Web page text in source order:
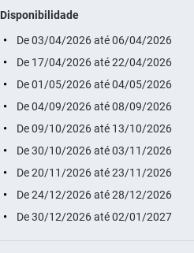
Disponibilidade
De 03/04/2026 até 06/04/2026
De 17/04/2026 até 22/04/2026
De 01/05/2026 até 04/05/2026
De 04/09/2026 até 08/09/2026
De 09/10/2026 até 13/10/2026
De 30/10/2026 até 03/11/2026
De 20/11/2026 até 23/11/2026
De 24/12/2026 até 28/12/2026
De 30/12/2026 até 02/01/2027